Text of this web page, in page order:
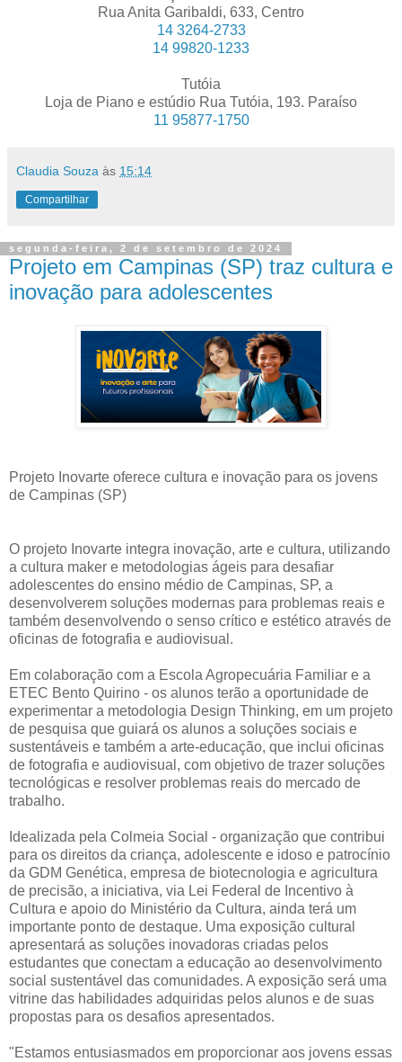
Rua Anita Garibaldi, 633, Centro
14 3264-2733
14 99820-1233
Tutóia
Loja de Piano e estúdio Rua Tutóia, 193. Paraíso
11 95877-1750
Claudia Souza às 15:14
Compartilhar
segunda-feira, 2 de setembro de 2024
Projeto em Campinas (SP) traz cultura e
inovação para adolescentes
Projeto Inovarte oferece cultura e inovação para os jovens
de Campinas (SP)
O projeto Inovarte integra inovação, arte e cultura, utilizando
a cultura maker e metodologias ágeis para desafiar
adolescentes do ensino médio de Campinas, SP, a
desenvolverem soluções modernas para problemas reais e
também desenvolvendo o senso crítico e estético através de
oficinas de fotografia e audiovisual.
Em colaboração com a Escola Agropecuária Familiar e a
ETEC Bento Quirino - os alunos terão a oportunidade de
experimentar a metodologia Design Thinking, em um projeto
de pesquisa que guiará os alunos a soluções sociais e
sustentáveis e também a arte-educação, que inclui oficinas
de fotografia e audiovisual, com objetivo de trazer soluções
tecnológicas e resolver problemas reais do mercado de
trabalho.
Idealizada pela Colmeia Social - organização que contribui
para os direitos da criança, adolescente e idoso e patrocínio
da GDM Genética, empresa de biotecnologia e agricultura
de precisão, a iniciativa, via Lei Federal de Incentivo à
Cultura e apoio do Ministério da Cultura, ainda terá um
importante ponto de destaque. Uma exposição cultural
apresentará as soluções inovadoras criadas pelos
estudantes que conectam a educação ao desenvolvimento
social sustentável das comunidades. A exposição será uma
vitrine das habilidades adquiridas pelos alunos e de suas
propostas para os desafios apresentados.
"Estamos entusiasmados em proporcionar aos jovens essas